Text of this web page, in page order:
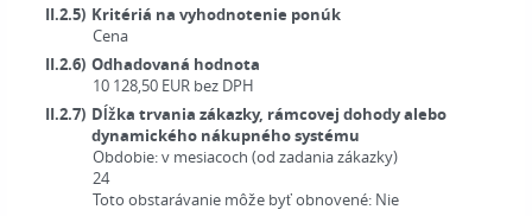
II.2.5) Kritériá na vyhodnotenie ponúk
Cena
II.2.6) Odhadovaná hodnota
10 128,50 EUR bez DPH
II.2.7) Dĺžka trvania zákazky, rámcovej dohody alebo
dynamického nákupného systému
Obdobie:v mesiacoch (od zadania zákazky)
24
Toto obstarávanie môže byť obnovené: Nie